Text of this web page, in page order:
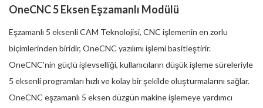
OneCNC 5 Eksen Eşzamanlı Modülü
Eşzamanlı 5 eksenli CAM Teknolojisi, CNC işlemenin en zorlu
biçimlerinden biridir, OneCNC yazılımı işlemi basitleştirir.
OneCNC'nin güçlü işlevselliği, kullanıcıların düşük işleme süreleriyle
5 eksenli programları hızlı ve kolay bir şekilde oluşturmalarını sağlar.
OneCNC eşzamanlı 5 eksen düzgün makine işlemeye yardımcı